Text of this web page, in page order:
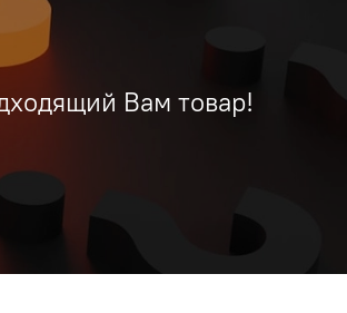
Вам товар!